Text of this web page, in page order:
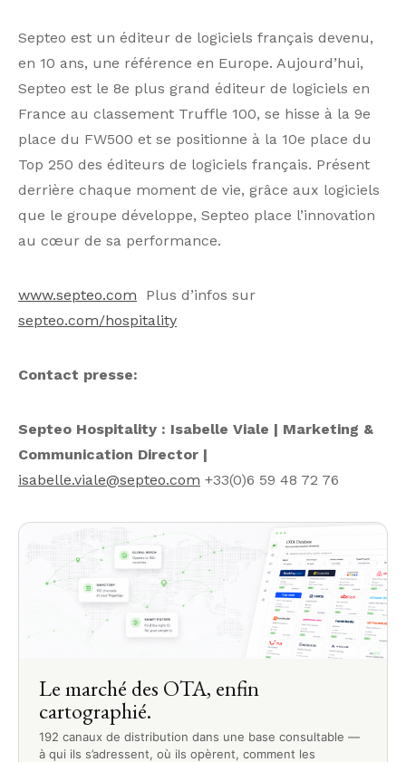
Septeo est un éditeur de logiciels français devenu,
en 10 ans, une référence en Europe. Aujourd’hui,
Septeo est le 8e plus grand éditeur de logiciels en
France au classement Truffle 100, se hisse à la 9e
place du FW500 et se positionne à la 10e place du
Top 250 des éditeurs de logiciels français. Présent
derrière chaque moment de vie, grâce aux logiciels
que le groupe développe, Septeo place l’innovation
au cœur de sa performance.
www.septeo.com Plus d’infos sur
septeo.com/hospitality
Contact presse:
Septeo Hospitality : Isabelle Viale | Marketing &
Communication Director |
isabelle.viale@septeo.com +33(0)6 59 48 72 76
Le marché des OTA, enfin
cartographié.
192 canaux de distribution dans une base consultable —
à qui ils s’adressent, où ils opèrent, comment les